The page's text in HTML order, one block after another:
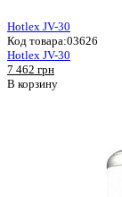
Hotlex JV-30
Код товара:03626
Hotlex JV-30
7 462 грн
В корзину